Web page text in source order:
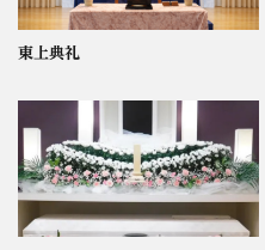
東上典礼